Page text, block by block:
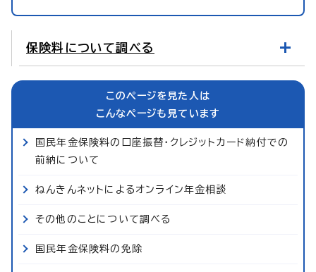
保険料について調べる
このページを見た人は
こんなページも見ています
国民年金保険料の口座振替・クレジットカード納付での
前納について
ねんきんネットによるオンライン年金相談
その他のことについて調べる
国民年金保険料の免除